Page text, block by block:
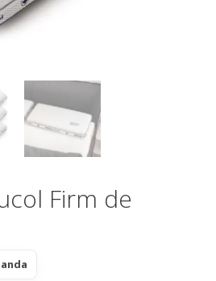
Firm de